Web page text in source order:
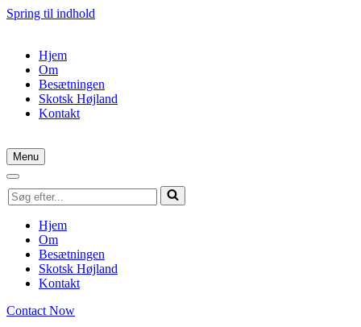
Spring til indhold
Hjem
Om
Besætningen
Skotsk Højland
Kontakt
Menu
Navigation
Navigation
menu
Søg
efter...
Hjem
Om
Besætningen
Skotsk Højland
Kontakt
Contact Now